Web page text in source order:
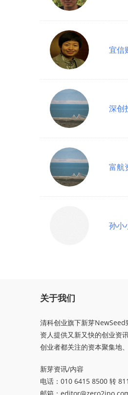
宜信
深创
富航
孙小
关于我们
清科创业旗下新芽
资人提供又新又快的创业资
创业者都关注的资本聚集地
新芽资讯/内容
电话：010 6415 8500 转